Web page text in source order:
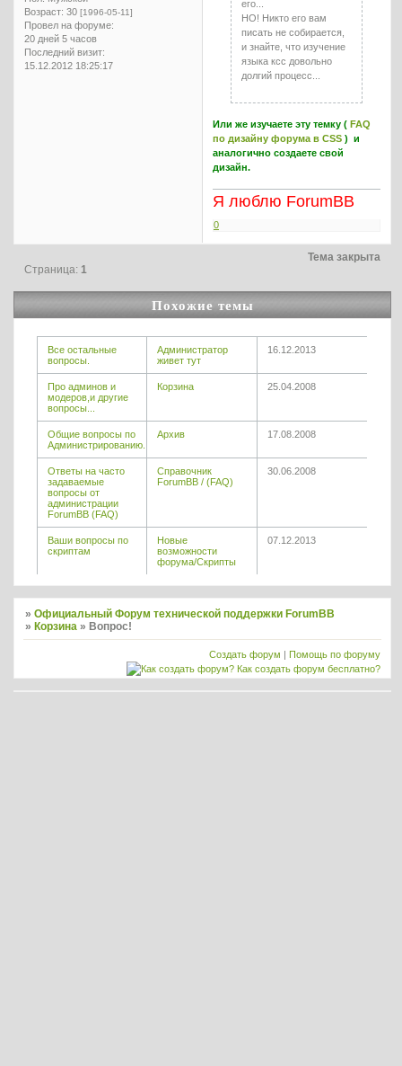
Возраст: 30 [1996-05-11]
Провел на форуме:
20 дней 5 часов
Последний визит:
15.12.2012 18:25:17
его...
НО! Никто его вам
писать не собирается,
и знайте, что изучение
языка ксс довольно
долгий процесс...
Или же изучаете эту темку (FAQ
по дизайну форума в CSS ) и
аналогично создаете свой
дизайн.
Я люблю ForumBB
0
Тема закрыта
Страница:1
Похожие темы
Все остальные
вопросы.
Администратор
живет тут
16.12.2013
Про админов и
модеров,и другие
вопросы...
Корзина 25.04.2008
Общие вопросы по
Администрированию.
Архив 17.08.2008
Ответы на часто
задаваемые
вопросы от
администрации
ForumBB (FAQ)
Справочник
ForumBB / (FAQ)
30.06.2008
Ваши вопросы по
скриптам
Новые
возможности
форума/Скрипты
07.12.2013
»Официальный Форум технической поддержки ForumBB
»Корзина »Вопрос!
Создать форум |Помощь по форуму